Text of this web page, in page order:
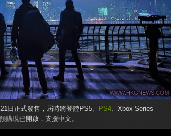
日正式發售，屆時將登陸PS5、 PS4、Xbox Series
購現已開啟，支援中文。